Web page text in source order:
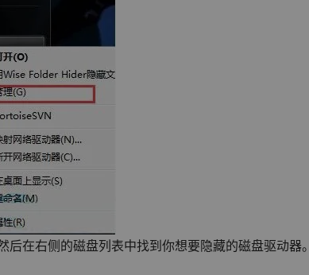
后在右侧的磁盘列表中找到你想要隐藏的磁盘驱动器。